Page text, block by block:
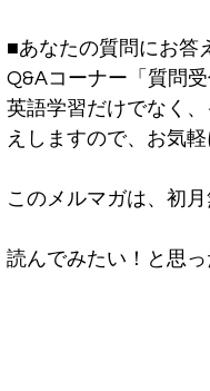
■あなたの質問にお
Q&Aコーナー「質問受
英語学習だけでなく
えしますので、お気
このメルマガは、初
読んでみたい！と思